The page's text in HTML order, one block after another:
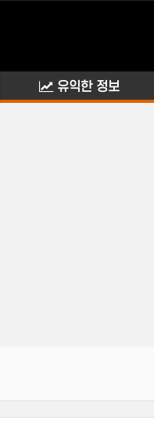
유익한 정보